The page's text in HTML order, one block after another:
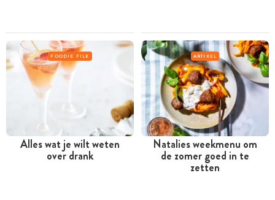
FOODIE FILE
Alles wat je wilt weten
over drank
ARTIKEL
Natalies weekmenu om
de zomer goed in te
zetten